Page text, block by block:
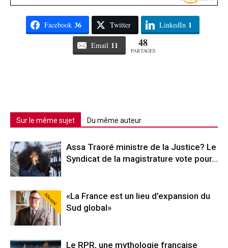
Facebook 36 Twitter LinkedIn 1
Email 11 48
PARTAGES
Sur le même sujet Du même auteur
Assa Traoré ministre de la Justice? Le
Syndicat de la magistrature vote pour…
Abonné
«La France est un lieu d’expansion du
Sud global»
Le RPR, une mythologie française